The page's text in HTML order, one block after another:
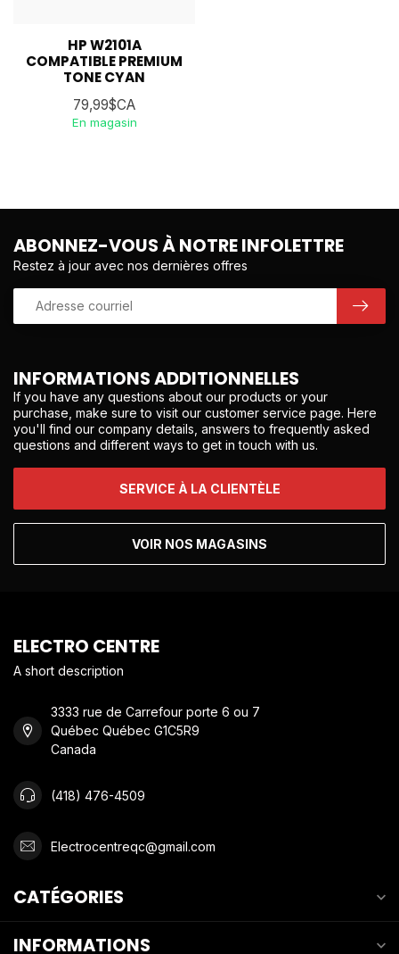
HP W2101A
COMPATIBLE PREMIUM
TONE CYAN
79,99$CA
En magasin
INFORMATIONS ADDITIONNELLES
If you have any questions about our products or your
purchase, make sure to visit our customer service page. Here
you'll find our company details, answers to frequently asked
questions and different ways to get in touch with us.
SERVICE À LA CLIENTÈLE
VOIR NOS MAGASINS
ABONNEZ-VOUS À NOTRE INFOLETTRE
Restez à jour avec nos dernières offres
ELECTRO CENTRE
A short description
3333 rue de Carrefour porte 6 ou 7
Québec Québec G1C5R9
Canada
(418) 476-4509
Electrocentreqc@gmail.com
CATÉGORIES
INFORMATIONS